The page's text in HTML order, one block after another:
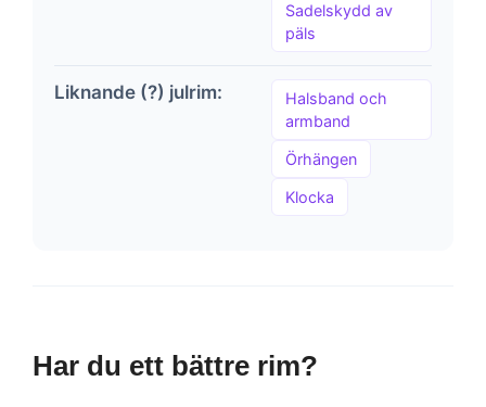
Sadelskydd av
päls
Liknande (?) julrim:
Halsband och
armband
Örhängen
Klocka
Har du ett bättre rim?